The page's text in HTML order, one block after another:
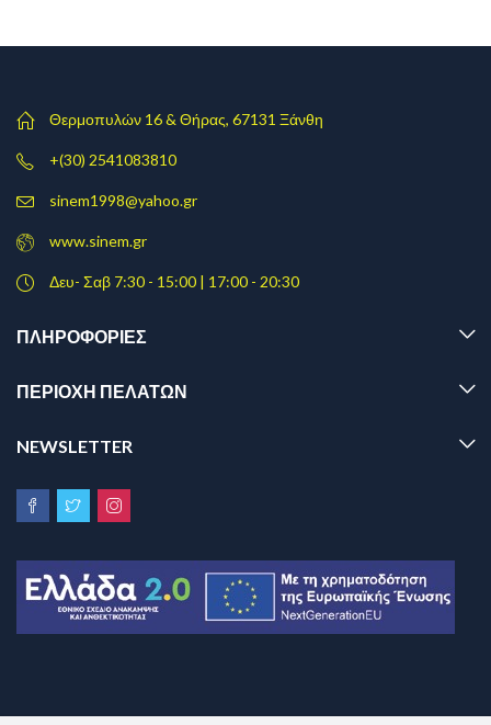
Θερμοπυλών 16 & Θήρας, 67131 Ξάνθη
+(30) 2541083810
sinem1998@yahoo.gr
www.sinem.gr
Δευ- Σαβ 7:30 - 15:00 | 17:00 - 20:30
ΠΛΗΡΟΦΟΡΊΕΣ
ΠΕΡΙΟΧΗ ΠΕΛΑΤΩΝ
NEWSLETTER